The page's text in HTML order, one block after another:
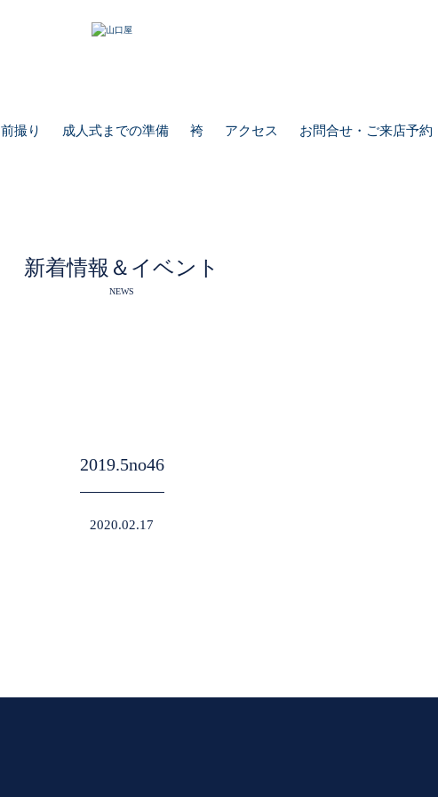
前撮り 成人式までの準備 袴 アクセス お問合せ・ご来店予約
新着情報＆イベント
NEWS
2019.5no46
2020.02.17